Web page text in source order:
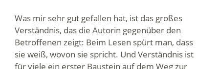
Was mir sehr gut gefallen hat, ist das großes
Verständnis, das die Autorin gegenüber den
Betroffenen zeigt: Beim Lesen spürt man, dass
sie weiß, wovon sie spricht. Und Verständnis ist
für viele ein erster Baustein auf dem Weg zur